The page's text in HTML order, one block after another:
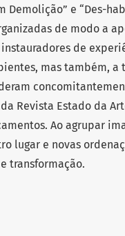
e “Des-
de modo a
de
mas também,
Revista Estado da
Ao agrupar
lugar e novas
transformação.